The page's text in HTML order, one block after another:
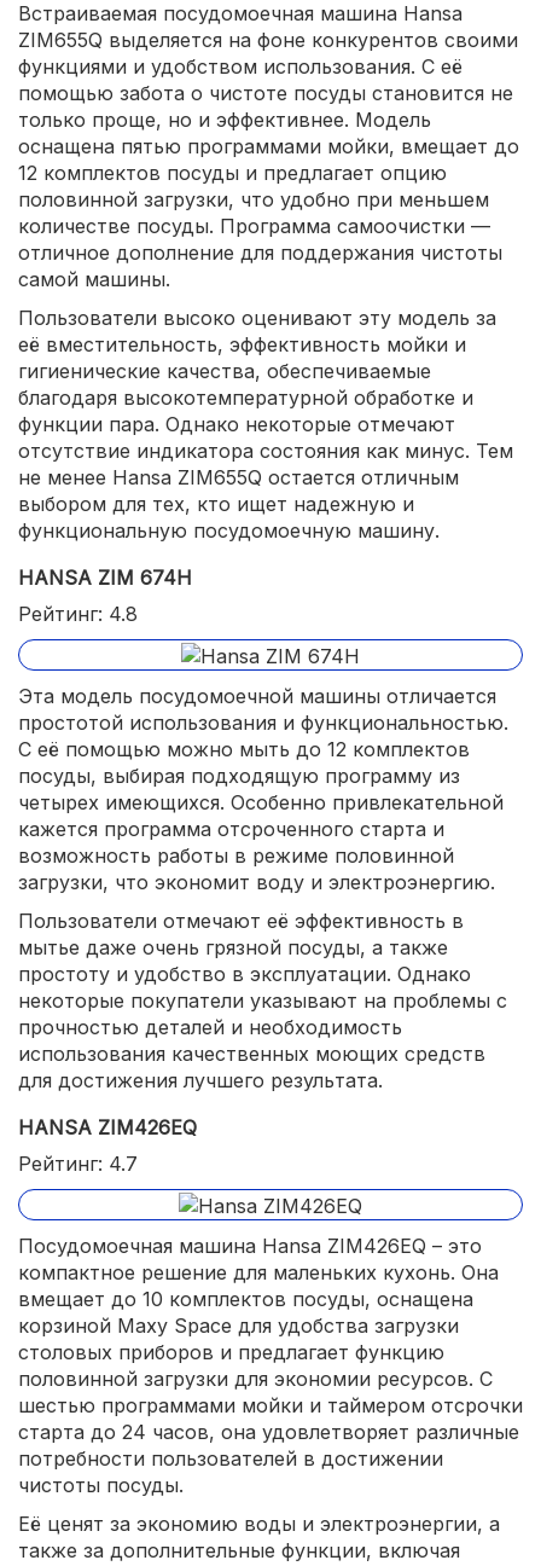
Встраиваемая посудомоечная машина Hansa
ZIM655Q выделяется на фоне конкурентов своими
функциями и удобством использования. С её
помощью забота о чистоте посуды становится не
только проще, но и эффективнее. Модель
оснащена пятью программами мойки, вмещает до
12 комплектов посуды и предлагает опцию
половинной загрузки, что удобно при меньшем
количестве посуды. Программа самоочистки —
отличное дополнение для поддержания чистоты
самой машины.
Пользователи высоко оценивают эту модель за
её вместительность, эффективность мойки и
гигиенические качества, обеспечиваемые
благодаря высокотемпературной обработке и
функции пара. Однако некоторые отмечают
отсутствие индикатора состояния как минус. Тем
не менее Hansa ZIM655Q остается отличным
выбором для тех, кто ищет надежную и
функциональную посудомоечную машину.
HANSA ZIM 674H
Рейтинг: 4.8
Эта модель посудомоечной машины отличается
простотой использования и функциональностью.
С её помощью можно мыть до 12 комплектов
посуды, выбирая подходящую программу из
четырех имеющихся. Особенно привлекательной
кажется программа отсроченного старта и
возможность работы в режиме половинной
загрузки, что экономит воду и электроэнергию.
Пользователи отмечают её эффективность в
мытье даже очень грязной посуды, а также
простоту и удобство в эксплуатации. Однако
некоторые покупатели указывают на проблемы с
прочностью деталей и необходимость
использования качественных моющих средств
для достижения лучшего результата.
HANSA ZIM426EQ
Рейтинг: 4.7
Посудомоечная машина Hansa ZIM426EQ – это
компактное решение для маленьких кухонь. Она
вмещает до 10 комплектов посуды, оснащена
корзиной Maxy Space для удобства загрузки
столовых приборов и предлагает функцию
половинной загрузки для экономии ресурсов. С
шестью программами мойки и таймером отсрочки
старта до 24 часов, она удовлетворяет различные
потребности пользователей в достижении
чистоты посуды.
Её ценят за экономию воды и электроэнергии, а
также за дополнительные функции, включая